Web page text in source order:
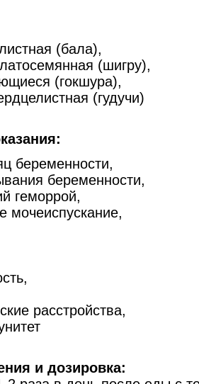
(бала),
(шигру),
(гокшура),
(гудучи)
беременности,
беременности,
геморрой,
мочеиспускание,
расстройства,
и дозировка: